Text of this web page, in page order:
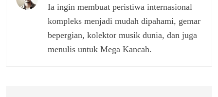
Ia ingin membuat peristiwa internasional
kompleks menjadi mudah dipahami, gemar
bepergian, kolektor musik dunia, dan juga
menulis untuk Mega Kancah.